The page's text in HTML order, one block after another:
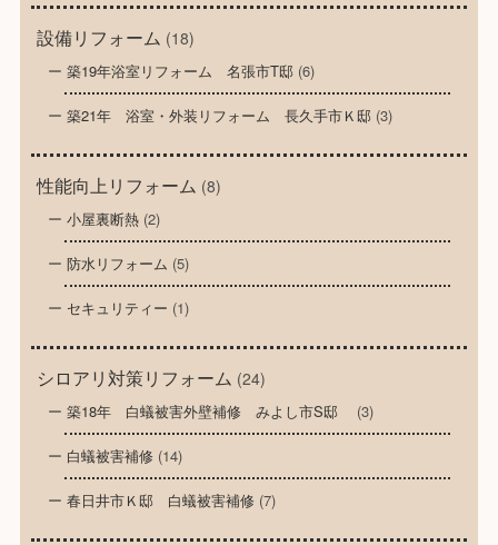
設備リフォーム (18)
築19年浴室リフォーム 名張市T邸(6)
築21年 浴室・外装リフォーム 長久手市Ｋ邸(3)
性能向上リフォーム (8)
小屋裏断熱(2)
防水リフォーム (5)
セキュリティー (1)
シロアリ対策リフォーム (24)
築18年 白蟻被害外壁補修 みよし市S邸 (3)
白蟻被害補修(14)
春日井市Ｋ邸 白蟻被害補修(7)